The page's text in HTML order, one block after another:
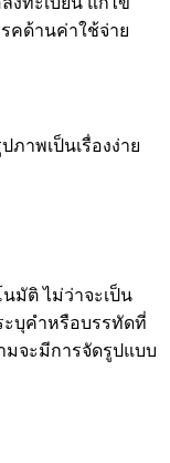
คด้านค่าใช้จ่าย
าพเป็นเรื่องง่าย
มัติ ไม่ว่าจะเป็น
ะบุคำหรือบรรทัดที่
มจะมีการจัดรูปแบบ